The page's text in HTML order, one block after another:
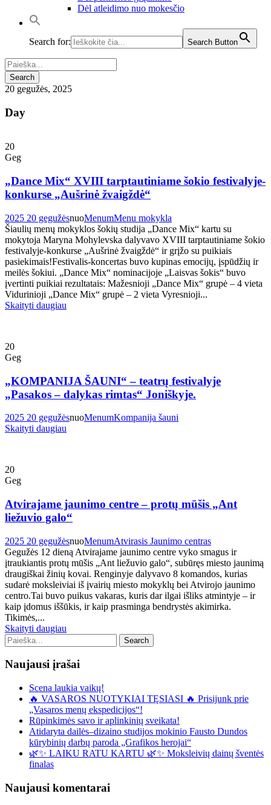
Dėl atleidimo nuo mokesčio
Search for: Search Button
20 gegužės, 2025
Day
20
Geg
„Dance Mix“ XVIII tarptautiniame šokio festivalyje-
konkurse „Aušrinė žvaigždė“
2025 20 gegužėsnuoMenumMenu mokykla
Šiaulių menų mokyklos šokių studija „Dance Mix“ kartu su
mokytoja Maryna Mohylevska dalyvavo XVIII tarptautiniame šokio
festivalyje-konkurse „Aušrinė žvaigždė“ ir grįžo su puikiais
pasiekimais!Festivalis-koncertas buvo kupinas emocijų, įspūdžių ir
meilės šokiui. „Dance Mix“ nominacijoje „Laisvas šokis“ buvo
įvertinti puikiai rezultatais: Mažesnioji „Dance Mix“ grupė – 4 vieta
Vidurinioji „Dance Mix“ grupė – 2 vieta Vyresnioji...
Skaityti daugiau
20
Geg
„KOMPANIJA ŠAUNI“ – teatrų festivalyje
„Pasakos – dalykas rimtas“ Joniškyje.
2025 20 gegužėsnuoMenumKompanija šauni
Skaityti daugiau
20
Geg
Atvirajame jaunimo centre – protų mūšis „Ant
liežuvio galo“
2025 20 gegužėsnuoMenumAtvirasis Jaunimo centras
Gegužės 12 dieną Atvirajame jaunimo centre vyko smagus ir
įtraukiantis protų mūšis „Ant liežuvio galo“, subūręs miesto jaunimą
draugiškai žinių kovai. Renginyje dalyvavo 8 komandos, kurias
sudarė moksleiviai iš įvairių miesto mokyklų bei Atvirojo jaunimo
centro.Tai buvo puikus vakaras, kuris dar ilgai išliks atmintyje – ir
kaip įdomus iššūkis, ir kaip prasminga bendrystės akimirka.
Tikimės,...
Skaityti daugiau
Naujausi įrašai
Scena laukia vaikų!
🔥 VASAROS NUOTYKIAI TĘSIASI 🔥 Prisijunk prie
„Vasaros menų ekspedicijos“!
Rūpinkimės savo ir aplinkinių sveikata!
Atidaryta dailės–dizaino studijos mokinio Fausto Dundos
kūrybinių darbų paroda „Grafikos herojai“
🌿✨ LAIKU RATU KARTU 🌿✨ Moksleivių dainų šventės
finalas
Naujausi komentarai